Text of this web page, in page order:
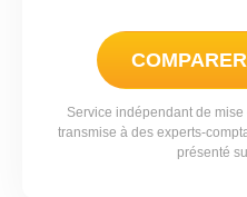
Service indépendant de
transmise à des experts-
présenté